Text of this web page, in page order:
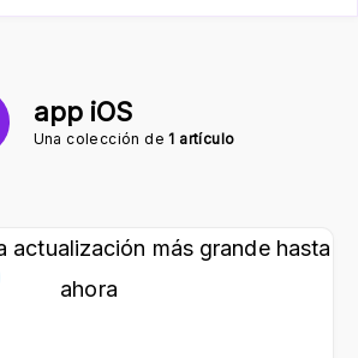
app iOS
Una colección de1 artículo